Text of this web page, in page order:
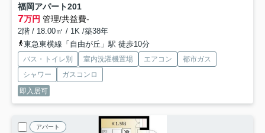
福岡アパート201
7万円 管理/共益費-
2階 / 18.00㎡ / 1K /築38年
東急東横線「自由が丘」駅 徒歩10分
バス・トイレ別 室内洗濯機置場 エアコン
都市ガス
シャワー
ガスコンロ
即入居可
アパート